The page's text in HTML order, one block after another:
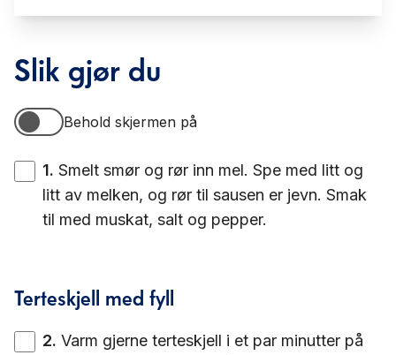
Slik gjør du
Behold skjermen på
Behold skjermen på
1. Smelt smør og rør inn mel. Spe med litt og
litt av melken, og rør til sausen er jevn. Smak
til med muskat, salt og pepper.
Terteskjell med fyll
2. Varm gjerne terteskjell i et par minutter på